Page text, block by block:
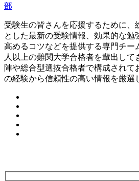
部
受験生の皆さんを応援するために、
とした最新の受験情報、効果的な勉
高めるコツなどを提供する専門チー
人以上の難関大学合格者を輩出して
陣や総合型選抜合格者で構成されて
の経験から信頼性の高い情報を厳選